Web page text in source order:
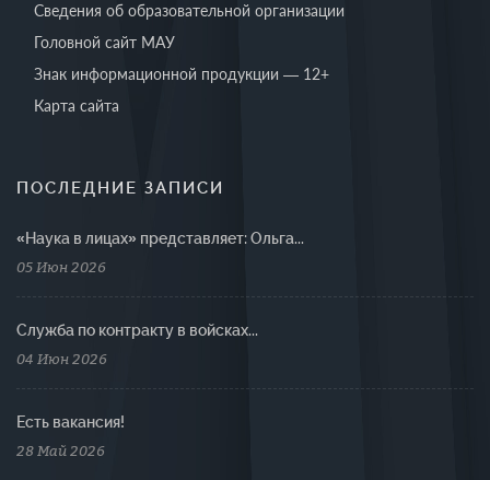
Сведения об образовательной организации
Головной сайт МАУ
Знак информационной продукции — 12+
Карта сайта
ПОСЛЕДНИЕ ЗАПИСИ
«Наука в лицах» представляет: Ольга...
05 Июн 2026
Cлужба по контракту в войсках...
04 Июн 2026
Есть вакансия!
28 Май 2026